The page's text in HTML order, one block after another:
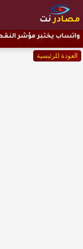
مصادرنت
العودة للرئيسية
واتساب يختبر مؤشر